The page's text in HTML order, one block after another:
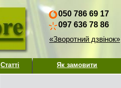
050 786 69 17
097 636 78 86
«Зворотний дзвінок»
Статті Як замовити